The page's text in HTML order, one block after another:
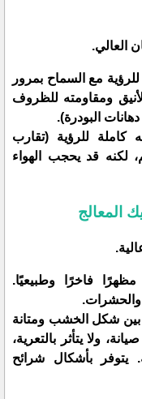
العالي.
مع السماح بمرور
ومقاومته للظروف
البودرة).
كاملة للرؤية (تقارب
لكنه قد يحجب الهواء
فاخرًا وطبيعيًا.
والحشرات.
بين شكل الخشب ومتانة
ولا يتأثر بالتعرية،
يتوفر بأشكال شرائح